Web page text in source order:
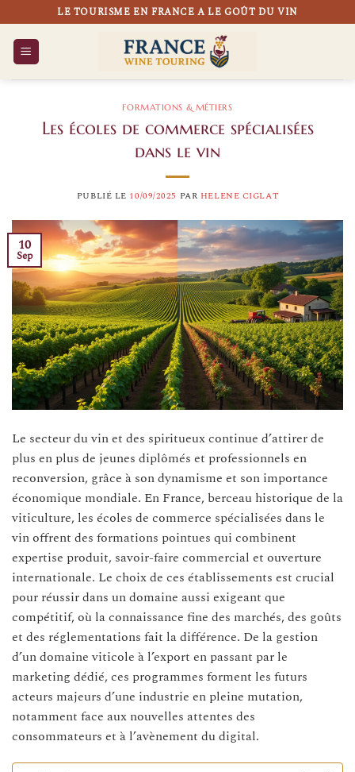
au
contenu
LE TOURISME EN FRANCE A LE GOÛT DU VIN
FORMATIONS & MÉTIERS
Les écoles de commerce spécialisées
dans le vin
PUBLIÉ LE 10/09/2025 PAR HELENE CIGLAT
10
Sep
Le secteur du vin et des spiritueux continue d’attirer de
plus en plus de jeunes diplômés et professionnels en
reconversion, grâce à son dynamisme et son importance
économique mondiale. En France, berceau historique de la
viticulture, les écoles de commerce spécialisées dans le
vin offrent des formations pointues qui combinent
expertise produit, savoir-faire commercial et ouverture
internationale. Le choix de ces établissements est crucial
pour réussir dans un domaine aussi exigeant que
compétitif, où la connaissance fine des marchés, des goûts
et des réglementations fait la différence. De la gestion
d’un domaine viticole à l’export en passant par le
marketing dédié, ces programmes forment les futurs
acteurs majeurs d’une industrie en pleine mutation,
notamment face aux nouvelles attentes des
consommateurs et à l’avènement du digital.